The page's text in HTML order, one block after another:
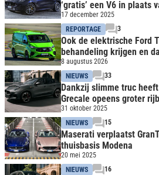
‘gratis’ een V6 in plaats
17 december 2025
REPORTAGE
3
Ook de elektrische Ford
behandeling krijgen en
bus
8 augustus 2026
NIEUWS
33
Dankzij slimme truc
Grecale opeens groter
31 oktober 2025
NIEUWS
15
Maserati verplaatst
thuisbasis Modena
20 mei 2025
NIEUWS
16